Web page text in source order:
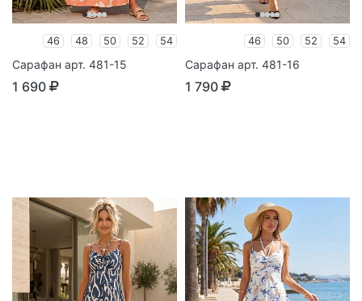
46 48 50 52 54
Сарафан арт. 481-15
1 690
46 50 52 54
Сарафан арт. 481-16
1 790